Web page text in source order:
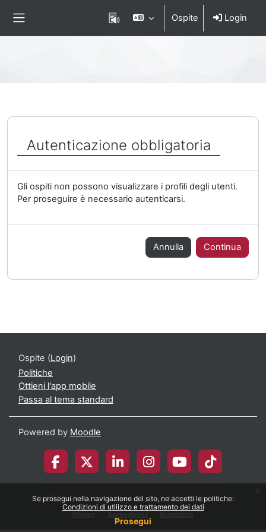
Se prosegui nella navigazione del sito, ne accetti le politiche:
Condizioni di utilizzo e trattamento dei dati
Prosegui
x
Ospite Login
Autenticazione obbligatoria
Gli ospiti non possono visualizzare i profili degli utenti.
Per proseguire è necessario autenticarsi.
Annulla Continua
Ospite (Login)
Politiche
Ottieni l'app mobile
Passa al tema standard
Powered by Moodle
© 2026 Università degli Studi di Milano-Bicocca